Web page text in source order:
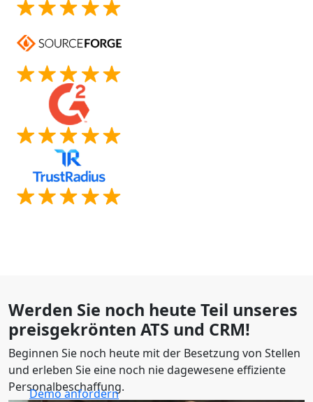
Werden Sie noch heute Teil unseres
preisgekrönten ATS und CRM!
Beginnen Sie noch heute mit der Besetzung von Stellen
und erleben Sie eine noch nie dagewesene effiziente
Personalbeschaffung.
Demo anfordern